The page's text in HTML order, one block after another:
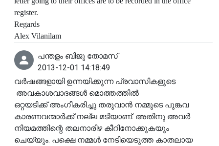
register.
Regards
Alex Vilanilam
പന്തളം ബിജു തോമസ്‌
2013-12-01 14:18:49
വര്‍ഷങ്ങളായി ഉന്നയിക്കുന്ന പ്രവാസികളുടെ
അവകാശവാദങ്ങള്‍ മൊത്തത്തില്‍
ഒറ്റയടിക്ക് അംഗീകരിച്ചു തരുവാന്‍ നമ്മുടെ പുങ്കവ
കാരണവന്മാര്‍ക്ക് നല്ല മടിയാണ്. അതിനു അവര്‍
നിയമത്തിന്റെ തലനാരിഴ കീറിനോക്കുകയും
ചെയ്യും. പക്ഷെ നമ്മള്‍ നേടിയെടുത്ത കാതലായ